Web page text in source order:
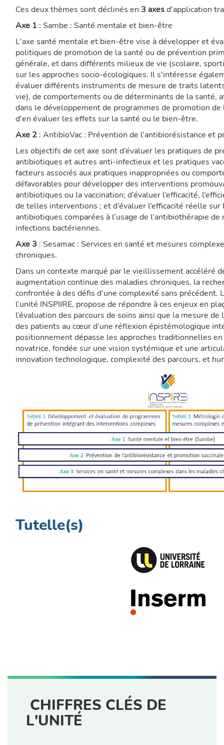
Ces deux thèmes sont déclinés en 3 axesd’application
Axe 1 : Sambe : Santé mentale et bien-être
L'axe santé mentale et bien-être vise à développer et
politiques de promotion de la santé ou de prévention
générale, et dans différents milieux de vie (scolaire,
sur les approches socio-écologiques. Il s'intéresse
évaluer différents instruments de mesure de traits
vie), de comportements ou de déterminants de la santé,
dans le développement de programmes de promotion
d'en évaluer les effets sur la santé ou le bien-être.
Axe 2 : AntibioVac : Prévention de l’antibiorésistance et
Les objectifs de cet axe sont d’évaluer les pratiques de
antibiotiques et autres anti-infectieux et les pratiques
facteurs associés aux pratiques inappropriées ou
défavorables pour développer des interventions
antibiotiques ou la vaccination; d’évaluer l’efficacité,
de telles interventions ; et d’évaluer l’efficacité réelle
antibiotiques comparées à l’usage de l’antibiothérapie
infections bactériennes.
Axe 3 : Sesamac : Services en santé et mesures
chroniques.
Dans un contexte marqué par le vieillissement accéléré
augmentation continue des maladies chroniques, la
confrontée à des défis d’une complexité sans précédent.
l’unité INSPIIRE, propose de répondre à ces enjeux en
l’évaluation des parcours de soins ainsi que la mesure
des patients au cœur d’une réflexion épistémologique
positionnement dépasse les approches traditionnelles
novatrice, fondée sur une vision systémique et une
innovation technologique, complexité des parcours, et
Tutelle(s)
CHIFFRES CLÉS DE
L'UNITÉ